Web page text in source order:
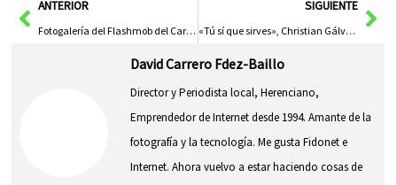
ANTERIOR
Fotogalería del Flashmob del Carnaval 2013
SIGUIENTE
«Tú sí que sirves», Christian Gálvez en una espectacular noche de pregón de Carnaval
David Carrero Fdez-Baillo
Director y Periodista local, Herenciano,
Emprendedor de Internet desde 1994. Amante de la
fotografía y la tecnología. Me gusta Fidonet e
Internet. Ahora vuelvo a estar haciendo cosas de